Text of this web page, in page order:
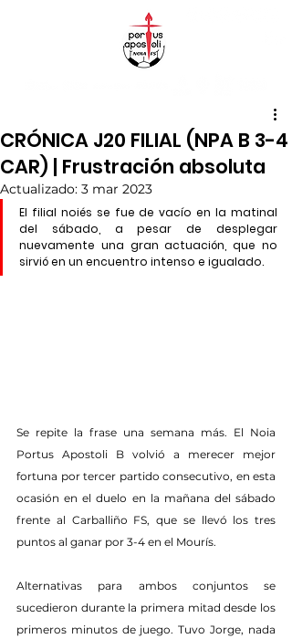
CRÓNICA J20 FILIAL (NPA B 3-4
CAR) | Frustración absoluta
Actualizado: 3 mar 2023
El filial noiés se fue de vacío en la matinal
del sábado, a pesar de desplegar
nuevamente una gran actuación, que no
sirvió en un encuentro intenso e igualado.
Se repite la frase una semana más. El Noia
Portus Apostoli B volvió a merecer mejor
fortuna por tercer partido consecutivo, en esta
ocasión en el duelo en la mañana del sábado
frente al Carballiño FS, que se llevó los tres
puntos al ganar por 3-4 en el Mourís.
Alternativas para ambos conjuntos se
sucedieron durante la primera mitad desde los
primeros minutos de juego. Tuvo Jorge, nada